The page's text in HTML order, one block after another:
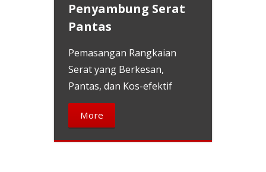
Penyambung Serat
Pantas
Pemasangan Rangkaian
Serat yang Berkesan,
Pantas, dan Kos-efektif
More